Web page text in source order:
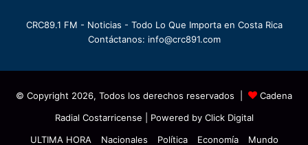
CRC89.1 FM - Noticias - Todo Lo Que Importa en Costa Rica
Contáctanos: info@crc891.com
© Copyright 2026, Todos los derechos reservados |
Cadena
Radial Costarricense | Powered by Click Digital
ULTIMA HORA
Nacionales Política Economía Mundo